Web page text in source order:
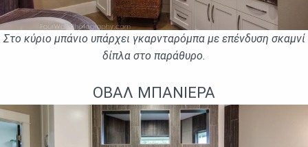
Στο κύριο μπάνιο υπάρχει γκαρνταρόμπα με επένδυση σκαμνί
δίπλα στο παράθυρο.
ΟΒΆΛ ΜΠΑΝΙΈΡΑ